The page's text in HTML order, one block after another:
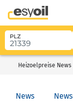
PLZ
Heizoelpreise News
News